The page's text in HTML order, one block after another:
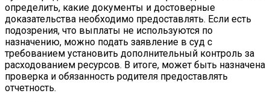
определить, какие документы и достоверные
доказательства необходимо предоставлять. Если есть
подозрения, что выплаты не используются по
назначению, можно подать заявление в суд с
требованием установить дополнительный контроль за
расходованием ресурсов. В итоге, может быть назначена
проверка и обязанность родителя предоставлять
отчетность.